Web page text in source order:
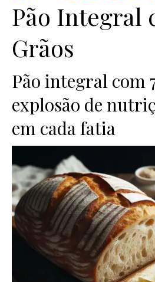
Pão Integral
Grãos
Pão integral com
explosão de
em cada fatia